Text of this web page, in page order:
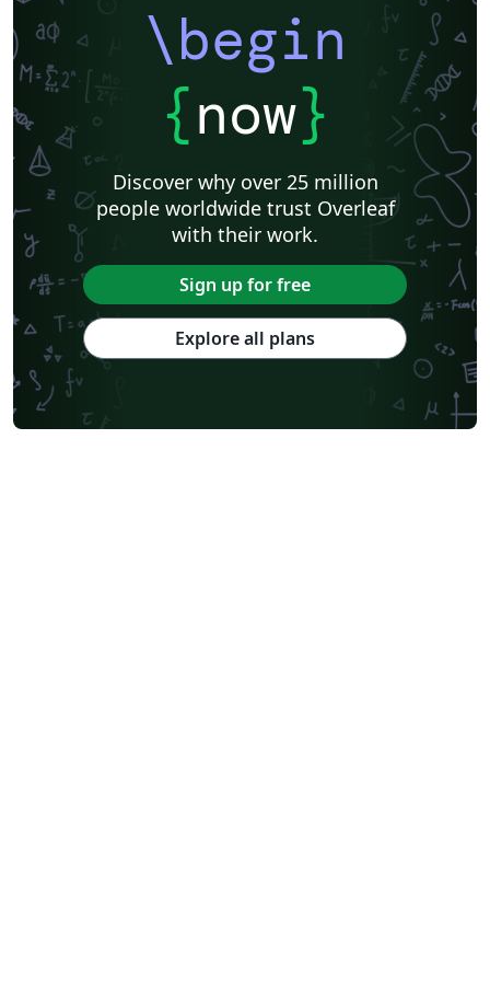
\begin
{now}
Discover why over 25 million
people worldwide trust Overleaf
with their work.
Sign up for free
Explore all plans